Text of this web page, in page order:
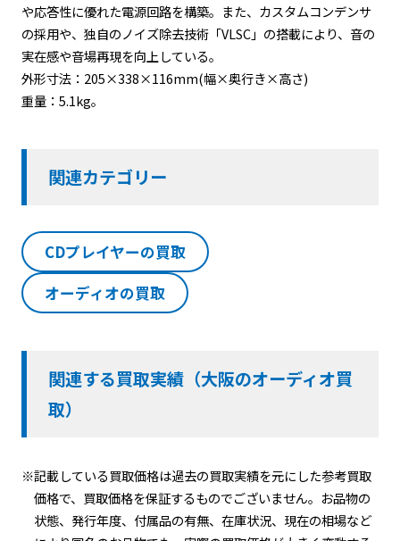
や応答性に優れた電源回路を構築。また、カスタムコンデンサ
の採用や、独自のノイズ除去技術「VLSC」の搭載により、音の
実在感や音場再現を向上している。
外形寸法：205×338×116mm(幅×奥行き×高さ)
重量：5.1kg。
関連カテゴリー
CDプレイヤーの買取
オーディオの買取
関連する買取実績（大阪のオーディオ買
取）
※記載している買取価格は過去の買取実績を元にした参考買取
価格で、買取価格を保証するものでございません。お品物の
状態、発行年度、付属品の有無、在庫状況、現在の相場など